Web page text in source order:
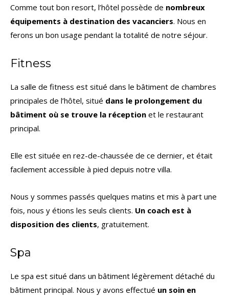
Comme tout bon resort, l’hôtel possède de nombreux
équipements à destination des vacanciers. Nous en
ferons un bon usage pendant la totalité de notre séjour.
Fitness
La salle de fitness est situé dans le bâtiment de chambres
principales de l’hôtel, situé dans le prolongement du
bâtiment où se trouve la réception et le restaurant
principal.
Elle est située en rez-de-chaussée de ce dernier, et était
facilement accessible à pied depuis notre villa.
Nous y sommes passés quelques matins et mis à part une
fois, nous y étions les seuls clients. Un coach est à
disposition des clients, gratuitement.
Spa
Le spa est situé dans un bâtiment légèrement détaché du
bâtiment principal. Nous y avons effectué un soin en